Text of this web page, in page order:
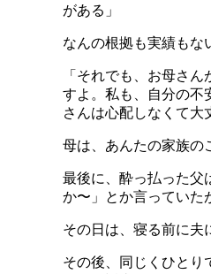
がある」
なんの根拠も実績もな
「それでも、お母さ
すよ。私も、自分の不
さんは心配しなくて大
母は、あんたの家族の
最後に、酔っ払った父
か〜」とか言っていた
その日は、寝る前に夫
その後、同じくひとり